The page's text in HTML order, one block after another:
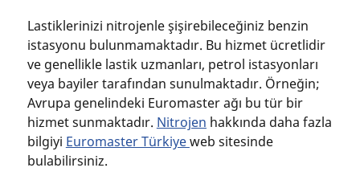
Lastiklerinizi nitrojenle şişirebileceğiniz benzin
istasyonu bulunmamaktadır. Bu hizmet ücretlidir
ve genellikle lastik uzmanları, petrol istasyonları
veya bayiler tarafından sunulmaktadır. Örneğin;
Avrupa genelindeki Euromaster ağı bu tür bir
hizmet sunmaktadır. Nitrojen hakkında daha fazla
bilgiyi Euromaster Türkiyeweb sitesinde
bulabilirsiniz.